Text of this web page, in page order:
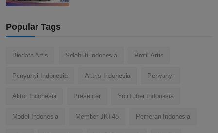
Popular Tags
Biodata Artis Selebriti Indonesia Profil Artis
Penyanyi Indonesia Aktris Indonesia Penyanyi
Aktor Indonesia Presenter YouTuber Indonesia
Model Indonesia Member JKT48 Pemeran Indonesia